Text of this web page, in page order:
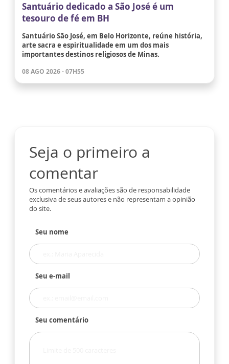
Santuário dedicado a São José é um
tesouro de fé em BH
Santuário São José, em Belo Horizonte, reúne história,
arte sacra e espiritualidade em um dos mais
importantes destinos religiosos de Minas.
08 AGO 2026 - 07H55
Seja o primeiro a
comentar
Os comentários e avaliações são de responsabilidade
exclusiva de seus autores e não representam a opinião
do site.
Seu nome
Seu e-mail
Seu comentário